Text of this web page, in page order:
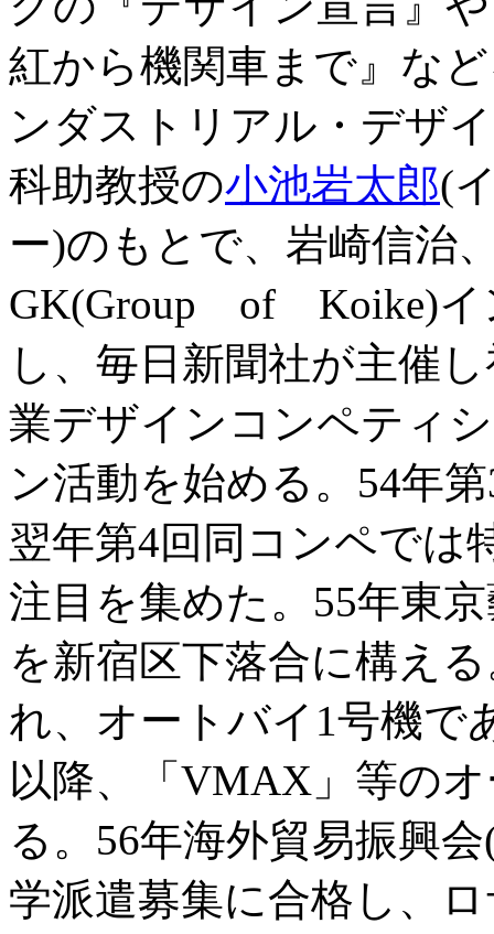
紅から機関車まで』な
ンダストリアル・デザ
科助教授の小池岩太郎(
ー)のもとで、岩崎信治
GK(Group of Koike)イ
し、毎日新聞社が主催
業デザインコンペティ
ン活動を始める。54年
翌年第4回同コンペでは
注目を集めた。55年東
を新宿区下落合に構え
れ、オートバイ1号機で
以降、「VMAX」等の
る。56年海外貿易振興
学派遣募集に合格し、